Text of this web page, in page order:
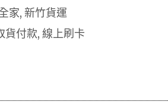
家, 新竹貨運
貨付款, 線上刷卡